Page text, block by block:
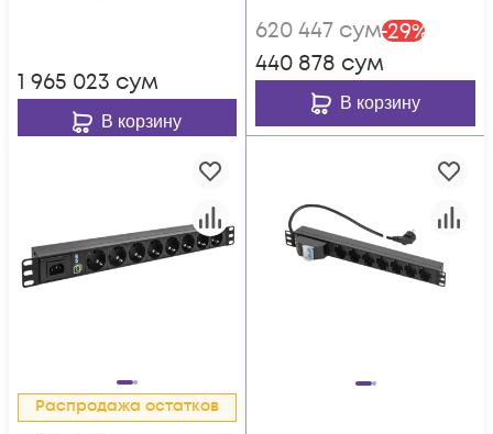
1 965 023 сум
В корзину
620 447 сум-29%
440 878 сум
В корзину
Распродажа остатков